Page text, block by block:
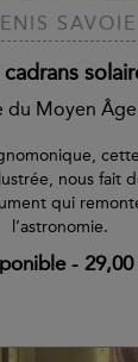
SAVOIE
du Moyen Âge
cette
nous fait
qui
l’astronomie.
- 29,00